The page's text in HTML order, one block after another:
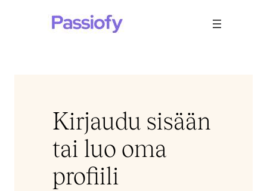
Kirjaudu sisään
tai luo oma
profiili